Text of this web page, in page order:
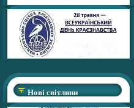
Нові світлини